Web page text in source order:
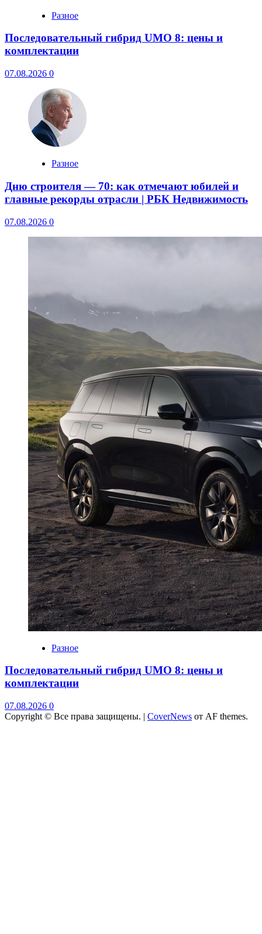
Разное
Последовательный гибрид UMO 8: цены и
комплектации
07.08.2026 0
Разное
Дню строителя — 70: как отмечают юбилей и
главные рекорды отрасли | РБК Недвижимость
07.08.2026 0
Разное
Последовательный гибрид UMO 8: цены и
комплектации
07.08.2026 0
Copyright © Все права защищены. | CoverNews от AF themes.